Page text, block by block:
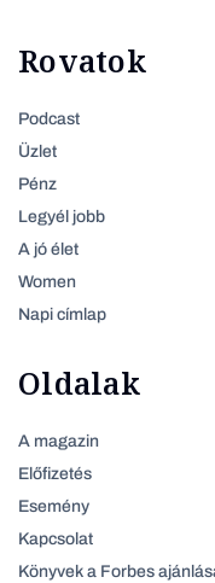
Rovatok
Podcast
Üzlet
Pénz
Legyél jobb
A jó élet
Women
Napi címlap
Oldalak
A magazin
Előfizetés
Esemény
Kapcsolat
Könyvek a Forbes